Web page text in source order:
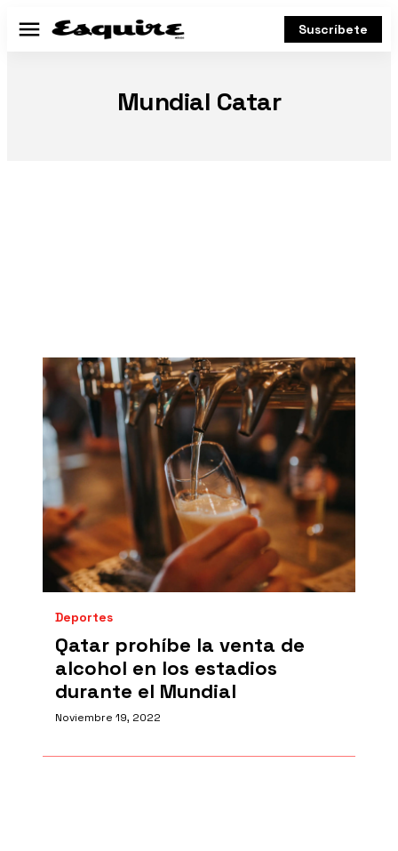
Menú Suscríbete
Mundial Catar
Deportes
Qatar prohíbe la venta de
alcohol en los estadios
durante el Mundial
Noviembre 19, 2022